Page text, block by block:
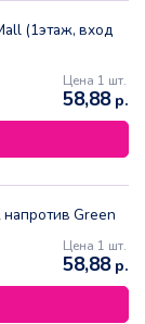
(1этаж, вход
Цена 1 шт.
58,88р.
Green
Цена 1 шт.
58,88р.